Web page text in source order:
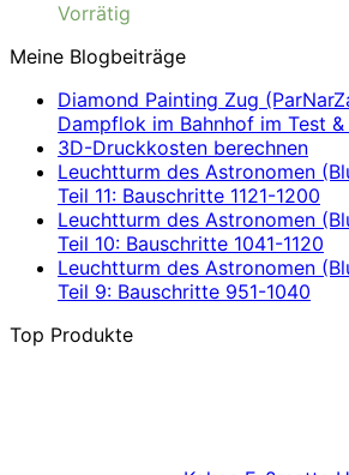
Vorrätig
Meine Blogbeiträge
Diamond Painting Zug
Dampflok im Bahnhof im Test
3D-Druckkosten berechnen
Leuchtturm des Astronomen
Teil 11: Bauschritte 1121-1200
Leuchtturm des Astronomen
Teil 10: Bauschritte 1041-1120
Leuchtturm des Astronomen
Teil 9: Bauschritte 951-1040
Top Produkte